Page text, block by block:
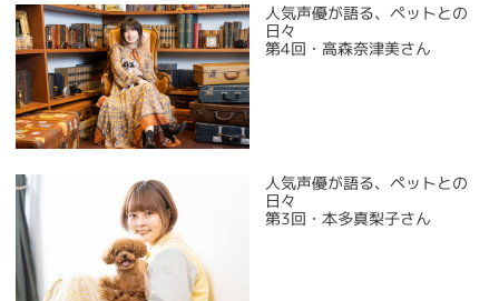
人気声優が語る、ペットとの
日々
第4回・高森奈津美さん
人気声優が語る、ペットとの
日々
第3回・本多真梨子さん